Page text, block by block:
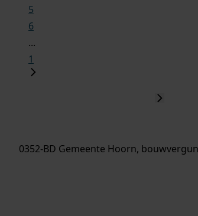
5
6
...
1
0352-BD Gemeente Hoorn,